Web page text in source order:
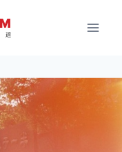
道